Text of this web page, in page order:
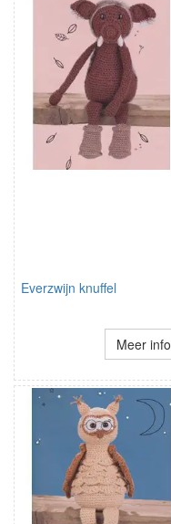
Everzwijn knuffel
Meer info